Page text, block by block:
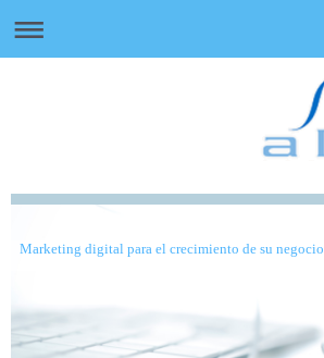
Marketing digital para el crecimiento de su negocio